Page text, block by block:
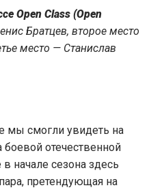
Open Class (Open
Братцев, второе место
место — Станислав
мы смогли увидеть на
боевой отечественной
начале сезона здесь
претендующая на